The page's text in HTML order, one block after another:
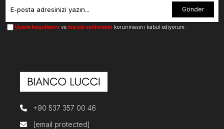
Gönder
Üyelik koşullarını ve kişisel verilerimin korunmasını kabul ediyorum.
+90 537 357 00 46
[email protected]